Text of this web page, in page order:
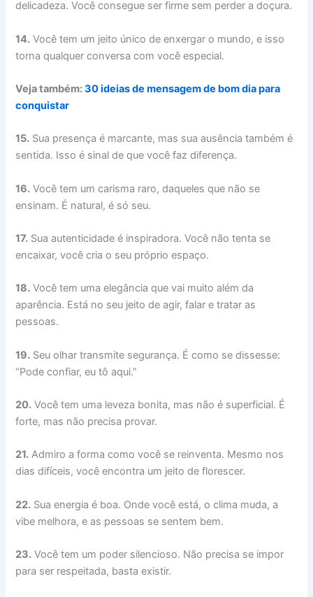
delicadeza. Você consegue ser firme sem perder a doçura.
14. Você tem um jeito único de enxergar o mundo, e isso
torna qualquer conversa com você especial.
Veja também:30 ideias de mensagem de bom dia para
conquistar
15. Sua presença é marcante, mas sua ausência também é
sentida. Isso é sinal de que você faz diferença.
16. Você tem um carisma raro, daqueles que não se
ensinam. É natural, é só seu.
17. Sua autenticidade é inspiradora. Você não tenta se
encaixar, você cria o seu próprio espaço.
18. Você tem uma elegância que vai muito além da
aparência. Está no seu jeito de agir, falar e tratar as
pessoas.
19. Seu olhar transmite segurança. É como se dissesse:
“Pode confiar, eu tô aqui.”
20. Você tem uma leveza bonita, mas não é superficial. É
forte, mas não precisa provar.
21. Admiro a forma como você se reinventa. Mesmo nos
dias difíceis, você encontra um jeito de florescer.
22. Sua energia é boa. Onde você está, o clima muda, a
vibe melhora, e as pessoas se sentem bem.
23. Você tem um poder silencioso. Não precisa se impor
para ser respeitada, basta existir.